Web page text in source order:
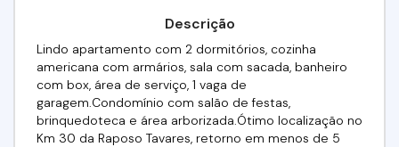
Descrição
Lindo apartamento com 2 dormitórios, cozinha
americana com armários, sala com sacada, banheiro
com box, área de serviço, 1 vaga de
garagem.Condomínio com salão de festas,
brinquedoteca e área arborizada.Ótimo localização no
Km 30 da Raposo Tavares, retorno em menos de 5